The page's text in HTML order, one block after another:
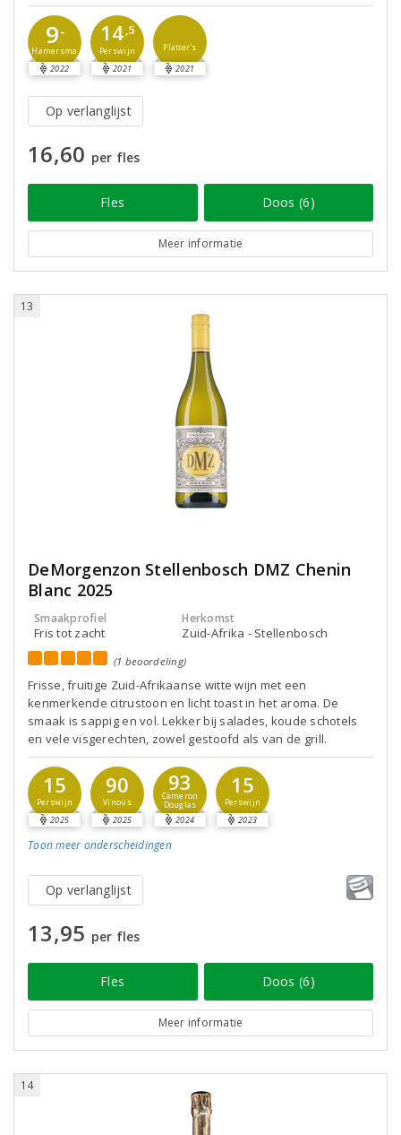
9-
Hamersma
2022
14,5
Perswijn
2021
Platter's
2021
Op verlanglijst
16,60 per fles
Fles Doos (6)
Meer informatie
13
DeMorgenzon Stellenbosch DMZ Chenin
Blanc 2025
Smaakprofiel
Fris tot zacht
Herkomst
Zuid-Afrika - Stellenbosch
(1 beoordeling)
Frisse, fruitige Zuid-Afrikaanse witte wijn met een
kenmerkende citrustoon en licht toast in het aroma. De
smaak is sappig en vol. Lekker bij salades, koude schotels
en vele visgerechten, zowel gestoofd als van de grill.
15
Perswijn
2025
90
Vinous
2025
93
Cameron
Douglas
2024
15
Perswijn
2023
Toon meer onderscheidingen
Op verlanglijst
13,95 per fles
Fles Doos (6)
Meer informatie
14